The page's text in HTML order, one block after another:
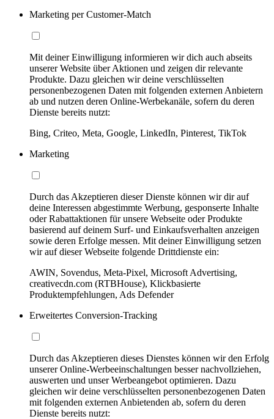
Marketing per Customer-Match
Mit deiner Einwilligung informieren wir dich auch abseits
unserer Website über Aktionen und zeigen dir relevante
Produkte. Dazu gleichen wir deine verschlüsselten
personenbezogenen Daten mit folgenden externen Anbietern
ab und nutzen deren Online-Werbekanäle, sofern du deren
Dienste bereits nutzt:
Bing, Criteo, Meta, Google, LinkedIn, Pinterest, TikTok
Marketing
Durch das Akzeptieren dieser Dienste können wir dir auf
deine Interessen abgestimmte Werbung, gesponserte Inhalte
oder Rabattaktionen für unsere Webseite oder Produkte
basierend auf deinem Surf- und Einkaufsverhalten anzeigen
sowie deren Erfolge messen. Mit deiner Einwilligung setzen
wir auf dieser Webseite folgende Drittdienste ein:
AWIN, Sovendus, Meta-Pixel, Microsoft Advertising,
creativecdn.com (RTBHouse), Klickbasierte
Produktempfehlungen, Ads Defender
Erweitertes Conversion-Tracking
Durch das Akzeptieren dieses Dienstes können wir den Erfolg
unserer Online-Werbeeinschaltungen besser nachvollziehen,
auswerten und unser Werbeangebot optimieren. Dazu
gleichen wir deine verschlüsselten personenbezogenen Daten
mit folgenden externen Anbietenden ab, sofern du deren
Dienste bereits nutzt: